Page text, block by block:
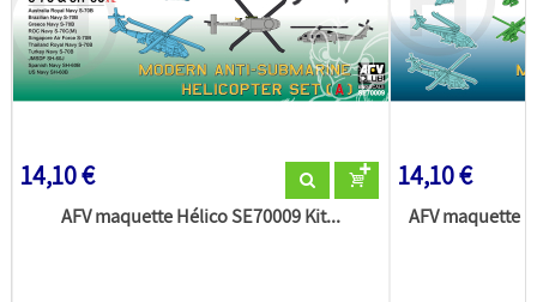
14,10 €
AFV maquette Hélico SE70009 Kit...
14,10 €
AFV maquette